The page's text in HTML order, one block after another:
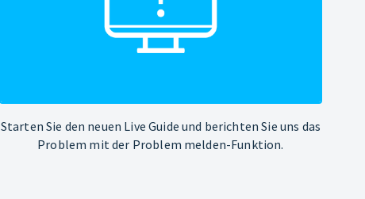
Starten Sie den neuen Live Guide und berichten Sie uns das
Problem mit der Problem melden-Funktion.